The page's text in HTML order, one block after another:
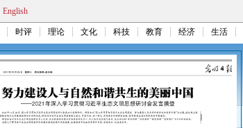
English
时评 理论 文化 科技 教育 经济 生活